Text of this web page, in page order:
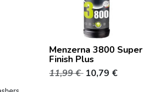
Menzerna 3800 Super
Finish Plus
11,99€ 10,79 €